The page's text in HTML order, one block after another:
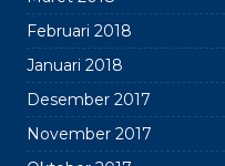
kumpulan buku siswa
Februari 2018
Januari 2018
Desember 2017
November 2017